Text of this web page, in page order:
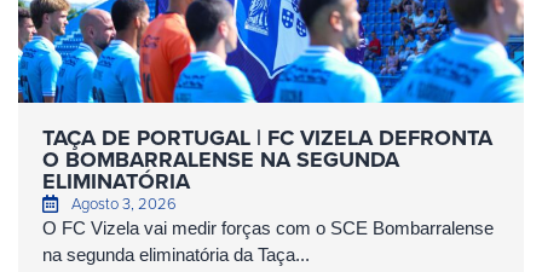
TAÇA DE PORTUGAL | FC VIZELA DEFRONTA
O BOMBARRALENSE NA SEGUNDA
ELIMINATÓRIA
Agosto 3, 2026
O FC Vizela vai medir forças com o SCE Bombarralense
na segunda eliminatória da Taça...